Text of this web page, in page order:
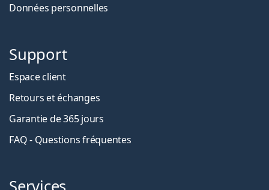
Données personnelles
Support
Espace client
Retours et échanges
Garantie de 365 jours
FAQ - Questions fréquentes